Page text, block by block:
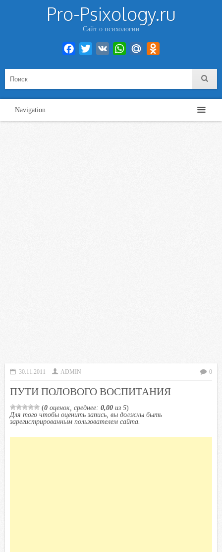
Pro-Psixology.ru
Сайт о психологии
Facebook
Twitter VK WhatsAppMail.Ru
Navigation
30.11.2011 ADMIN 0
ПУТИ ПОЛОВОГО ВОСПИТАНИЯ
(0 оценок, среднее: 0,00 из 5)
Для того чтобы оценить запись, вы должны быть
зарегистрированным пользователем сайта.